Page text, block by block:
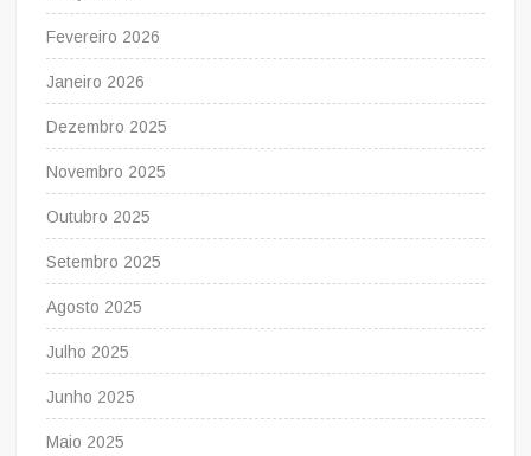
Fevereiro 2026
Janeiro 2026
Dezembro 2025
Novembro 2025
Outubro 2025
Setembro 2025
Agosto 2025
Julho 2025
Junho 2025
Maio 2025